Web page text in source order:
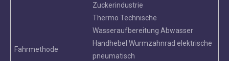
Zuckerindustrie
Thermo Technische
Wasseraufbereitung Abwasser
Fahrmethode
Handhebel Wurmzahnrad elektrische
pneumatisch